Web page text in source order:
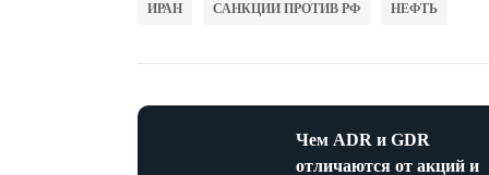
ИРАН САНКЦИИ ПРОТИВ РФ НЕФТЬ
Чем ADR и GDR
отличаются от акций и